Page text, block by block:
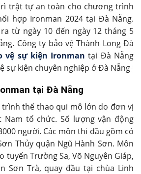
trật tự an toàn cho chương trình
hợp Ironman 2024 tại Đà Nẵng.
từ ngày 10 đến ngày 12 tháng 5
Công ty bảo vệ Thành Long Đà
vệ sự kiện Ironman tại Đà Nẵng
sự kiện chuyên nghiệp ở Đà Nẵng
tại Đà Nẵng
thể thao qui mô lớn do đơn vị
Nam tổ chức. Số lượng vận động
người. Các môn thi đầu gồm có
Thủy quận Ngũ Hành Sơn. Môn
tuyến Trường Sa, Võ Nguyên Giáp,
Sơn Trà, quay đầu tại chùa Linh